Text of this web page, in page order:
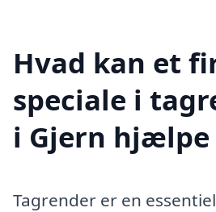
Hvad kan et
speciale i
i Gjern hjælpe
Tagrender er en